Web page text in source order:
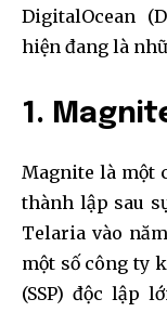
DigitalOcean
hiện đang là
1.
Magnite là một
thành lập sau
Telaria vào
một số công ty
(SSP) độc lập